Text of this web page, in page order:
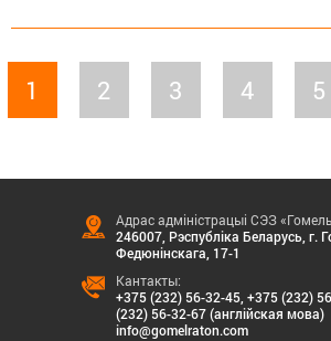
1 2 3 4 5
Адрас адміністрацыі СЭЗ
246007, Рэспубліка Беларусь, г.
Федюнінскага, 17-1
Кантакты:
+375 (232) 56-32-45 +375 (232)
(232) 56-32-67 (англійская мова)
info@gomelraton.com